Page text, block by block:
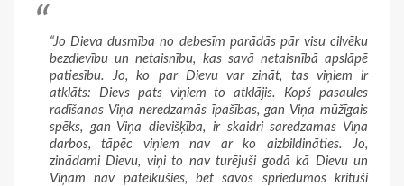
“Jo Dieva dusmība no debesīm parādās pār visu cilvēku
bezdievību un netaisnību, kas savā netaisnībā apslāpē
patiesību. Jo, ko par Dievu var zināt, tas viņiem ir
atklāts: Dievs pats viņiem to atklājis. Kopš pasaules
radīšanas Viņa neredzamās īpašības, gan Viņa mūžīgais
spēks, gan Viņa dievišķība, ir skaidri saredzamas Viņa
darbos, tāpēc viņiem nav ar ko aizbildināties. Jo,
zinādami Dievu, viņi to nav turējuši godā kā Dievu un
Viņam nav pateikušies, bet savos spriedumos krituši